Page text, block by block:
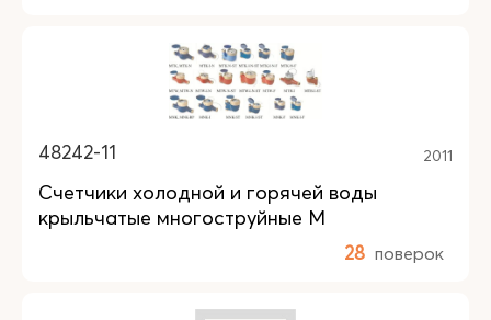
48242-11 2011
Счетчики холодной и горячей воды
крыльчатые многоструйные M
28 поверок